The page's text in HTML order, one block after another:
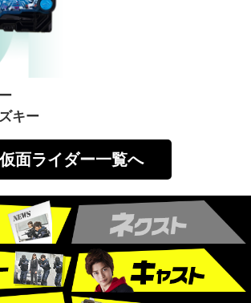
キー
仮面ライダー一覧へ